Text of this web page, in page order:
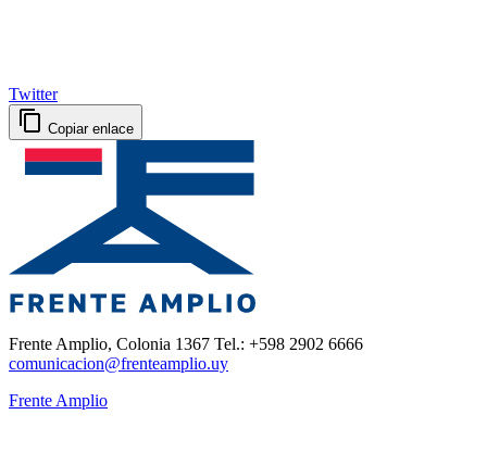
Twitter
Copiar enlace
Frente Amplio, Colonia 1367 Tel.: +598 2902 6666
comunicacion@frenteamplio.uy
Frente Amplio